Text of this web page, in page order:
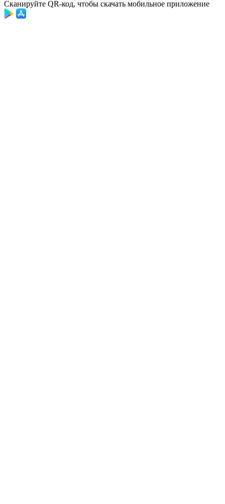
Сканируйте QR-код, чтобы скачать мобильное приложение